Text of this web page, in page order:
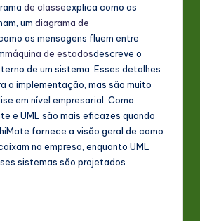
de classeexplica como as
um diagrama de
as mensagens fluem entre
máquina de estadosdescreve o
de um sistema. Esses detalhes
a implementação, mas são muito
em nível empresarial. Como
e UML são mais eficazes quando
fornece a visão geral de como
na empresa, enquanto UML
sistemas são projetados